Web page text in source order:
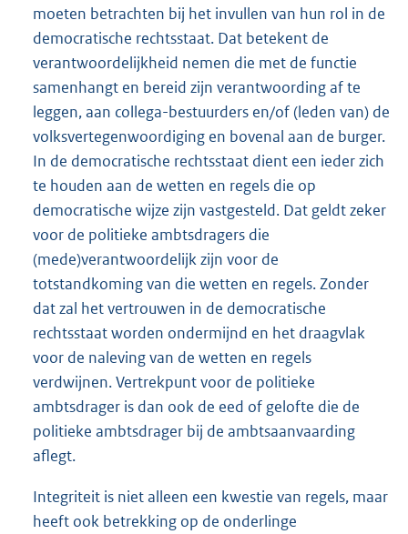
moeten betrachten bij het invullen van hun rol in de
democratische rechtsstaat. Dat betekent de
verantwoordelijkheid nemen die met de functie
samenhangt en bereid zijn verantwoording af te
leggen, aan collega-bestuurders en/of (leden van) de
volksvertegenwoordiging en bovenal aan de burger.
In de democratische rechtsstaat dient een ieder zich
te houden aan de wetten en regels die op
democratische wijze zijn vastgesteld. Dat geldt zeker
voor de politieke ambtsdragers die
(mede)verantwoordelijk zijn voor de
totstandkoming van die wetten en regels. Zonder
dat zal het vertrouwen in de democratische
rechtsstaat worden ondermijnd en het draagvlak
voor de naleving van de wetten en regels
verdwijnen. Vertrekpunt voor de politieke
ambtsdrager is dan ook de eed of gelofte die de
politieke ambtsdrager bij de ambtsaanvaarding
aflegt.
Integriteit is niet alleen een kwestie van regels, maar
heeft ook betrekking op de onderlinge